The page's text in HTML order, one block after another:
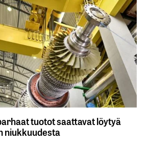
tuotot saattavat löytyä
niukkuudesta